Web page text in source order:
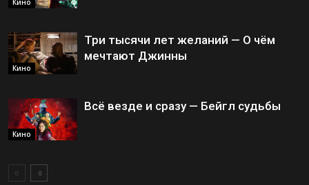
Кино
Кино
Три тысячи лет желаний — О чём
мечтают Джинны
Кино
Всё везде и сразу — Бейгл судьбы